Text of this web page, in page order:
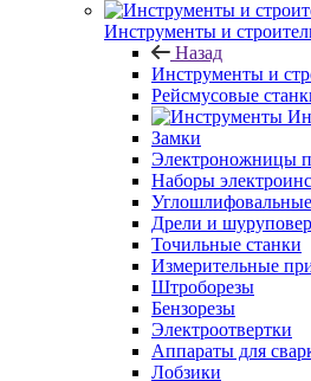
Инструменты и
Назад
Инструменты и
Рейсмусовые
Замки
Электроножницы
Наборы
Дрели и
Точильные станки
Измерительные
Штроборезы
Бензорезы
Электроотвертки
Аппараты для
Лобзики